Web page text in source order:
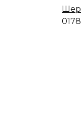
0178